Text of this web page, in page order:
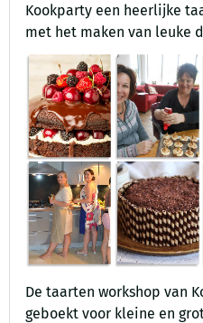
Kookparty een heerlijke
met het maken van leuke
De taarten workshop van
geboekt voor kleine en